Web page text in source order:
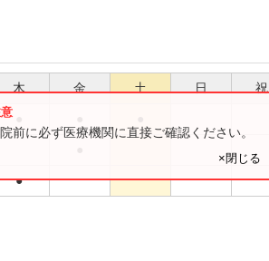
木 金 土 日 祝
●
前に必ず医療機関に直接ご確認ください。
×閉じる